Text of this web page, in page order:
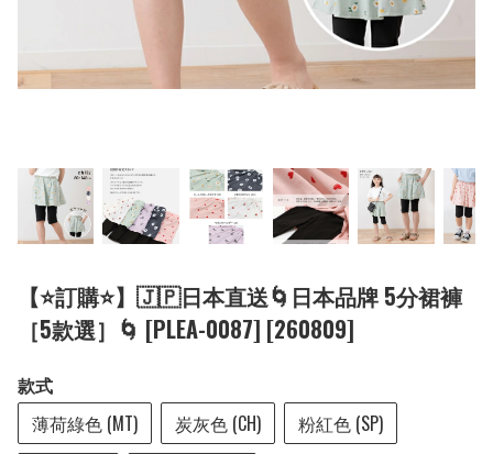
【⭐訂購⭐】🇯🇵日本直送🌀日本品牌 5分裙褲
［5款選］🌀 [PLEA-0087] [260809]
款式
薄荷綠色 (MT)
炭灰色 (CH)
粉紅色 (SP)